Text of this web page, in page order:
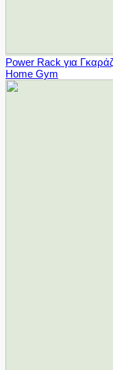
Power Rack για
Home Gym